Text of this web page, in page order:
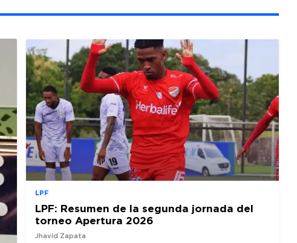
LPF
LPF: Resumen de la segunda jornada del
torneo Apertura 2026
Jhavid Zapata